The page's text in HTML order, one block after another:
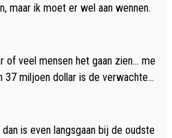
maar ik moet er wel aan wennen.
of veel mensen het gaan zien... me
37 miljoen dollar is de verwachte
is even langsgaan bij de oudste